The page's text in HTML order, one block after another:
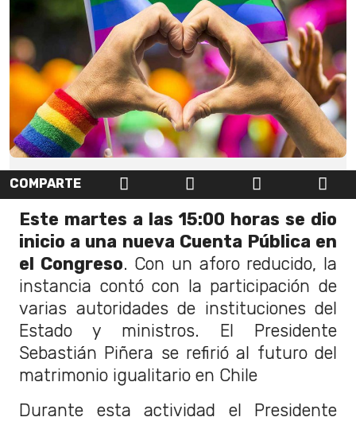
COMPARTE
Este martes a las 15:00 horas se dio
inicio a una nueva Cuenta Pública en
el Congreso. Con un aforo reducido, la
instancia contó con la participación de
varias autoridades de instituciones del
Estado y ministros. El Presidente
Sebastián Piñera se refirió al futuro del
matrimonio igualitario en Chile
Durante esta actividad el Presidente